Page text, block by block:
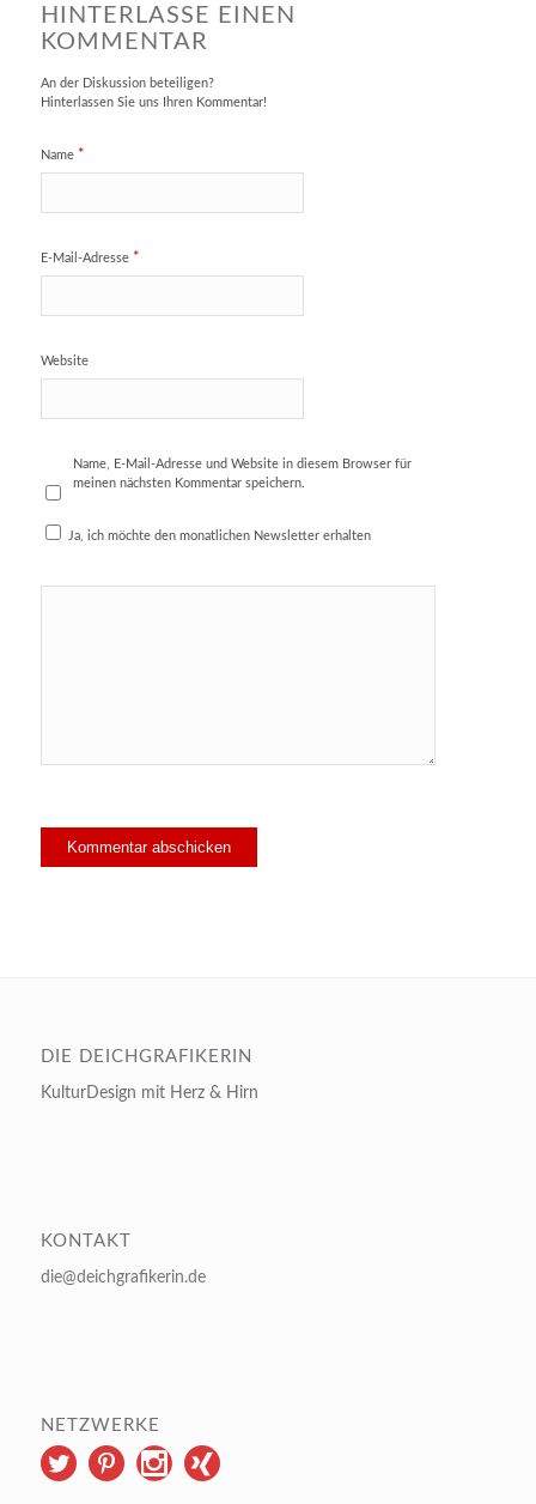
HINTERLASSE EINEN
KOMMENTAR
An der Diskussion beteiligen?
Hinterlassen Sie uns Ihren Kommentar!
Name *
E-Mail-Adresse *
Website
Name, E-Mail-Adresse und Website in diesem Browser für
meinen nächsten Kommentar speichern.
Ja, ich möchte den monatlichen Newsletter erhalten
DIE DEICHGRAFIKERIN
KulturDesign mit Herz & Hirn
KONTAKT
die@deichgrafikerin.de
NETZWERKE